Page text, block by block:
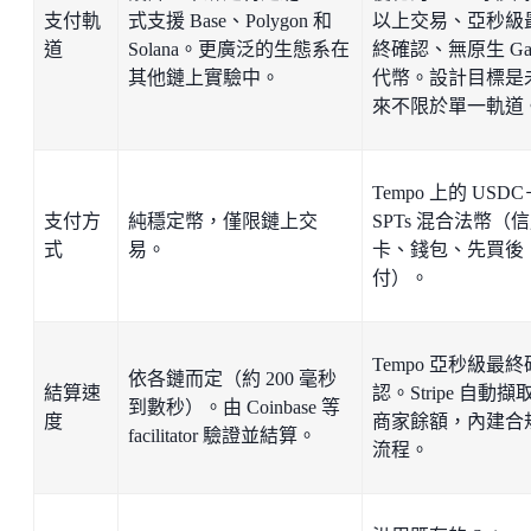
支付軌
道
式支援 Base、Polygon 和
Solana。更廣泛的生態系在
其他鏈上實驗中。
以上交易、亞秒級
終確認、無原生
代幣。設計目標是
來不限於單一軌道
支付方
式
純穩定幣，僅限鏈上交
易。
Tempo 上的 USDC
SPTs 混合法幣（
卡、錢包、先買後
付）。
結算速
度
依各鏈而定（約 200 毫秒
到數秒）。由 Coinbase 等
facilitator 驗證並結算。
Tempo 亞秒級最終
認。Stripe 自動擷
商家餘額，內建合
流程。